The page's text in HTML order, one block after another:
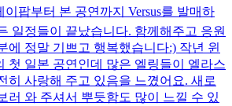
이팝부터 본 공연까지 Versus를 발매하
일정들이 끝났습니다. 함께해주고 응원
에 정말 기쁘고 행복했습니다:) 작년 윈
첫 일본 공연인데 많은 엘링들이 엘라스
히 사랑해 주고 있음을 느꼈어요. 새로
러 와 주셔서 뿌듯함도 많이 느낄 수 있